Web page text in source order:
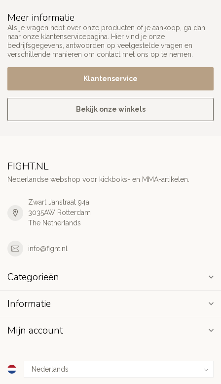
Meer informatie
Als je vragen hebt over onze producten of je aankoop, ga dan
naar onze klantenservicepagina. Hier vind je onze
bedrijfsgegevens, antwoorden op veelgestelde vragen en
verschillende manieren om contact met ons op te nemen.
Klantenservice
Bekijk onze winkels
FIGHT.NL
Nederlandse webshop voor kickboks- en MMA-artikelen.
Zwart Janstraat 94a
3035AW Rotterdam
The Netherlands
info@fight.nl
Categorieën
Informatie
Mijn account